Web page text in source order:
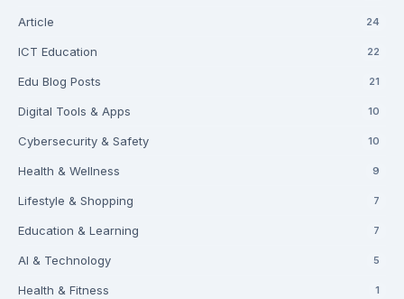
Article 24
ICT Education 22
Edu Blog Posts 21
Digital Tools & Apps 10
Cybersecurity & Safety 10
Health & Wellness 9
Lifestyle & Shopping 7
Education & Learning 7
AI & Technology 5
Health & Fitness 1